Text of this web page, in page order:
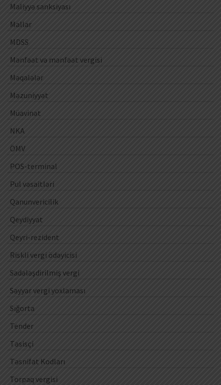
Maliyyə sanksiyası
Mallar
MDSS
Mənfəət və mənfəət vergisi
Məqalələr
Məzuniyyət
Müavinət
NKA
ÖMV
POS-terminal
Pul vəsaitləri
Qanunvericilik
Qeydiyyat
Qeyri-rezident
Riskli vergi ödəyicisi
Sadələşdirilmiş vergi
Səyyar vergi yoxlaması
Sığorta
Tender
Təsisçi
Təsnifat Kodları
Torpaq vergisi